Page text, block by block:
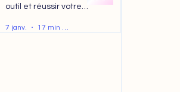
outil et réussir votre
7 janv.